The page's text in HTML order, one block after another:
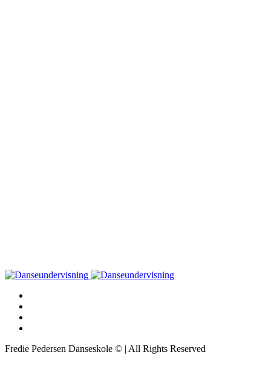
Fredie Pedersen Danseskole © | All Rights Reserved